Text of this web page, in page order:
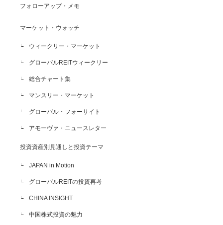
フォローアップ・メモ
マーケット・ウォッチ
ウィークリー・マーケット
グローバルREITウィークリー
総合チャート集
マンスリー・マーケット
グローバル・フォーサイト
アモーヴァ・ニュースレター
投資資産別見通しと投資テーマ
JAPAN in Motion
グローバルREITの投資再考
CHINA INSIGHT
中国株式投資の魅力